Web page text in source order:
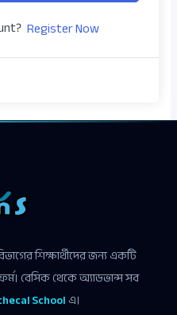
Register Now
শিক্ষার্থীদের জন্য একটি
বেসিক থেকে অ্যাডভান্স সব
Schoolএ।